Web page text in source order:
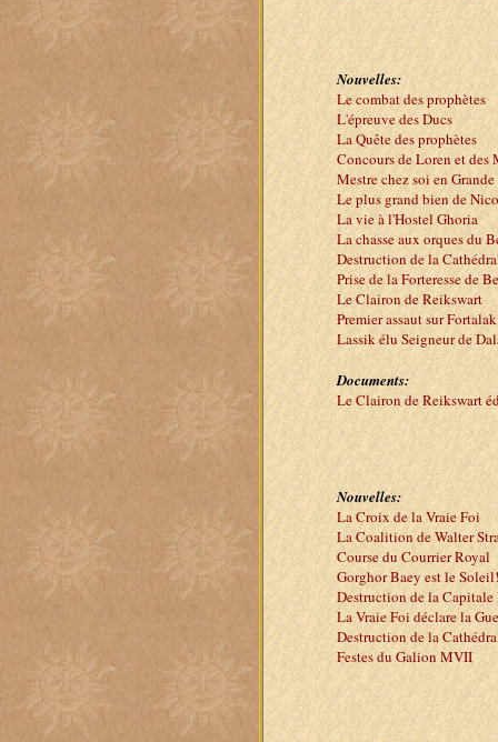
Nouvelles:
Le combat des prophètes
L'épreuve des Ducs
La Quête des prophètes
Concours de Loren et des
Mestre chez soi en
Le plus grand bien de
La vie à l'Hostel Ghoria
La chasse aux orques du
Destruction de la
Prise de la Forteresse de
Le Clairon de Reikswart
Premier assaut sur Fortalak
Lassik élu Seigneur de
Documents:
Le Clairon de Reikswart
Nouvelles:
La Croix de la Vraie Foi
La Coalition de Walter
Course du Courrier Royal
Gorghor Baey est le Soleil!
Destruction de la
La Vraie Foi déclare la
Destruction de la
Festes du Galion MVII